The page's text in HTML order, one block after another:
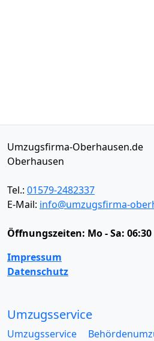
Umzugsfirma-Oberhausen.de
Oberhausen
Tel.: 01579-2482337
E-Mail: info@umzugsfirma-
Öffnungszeiten: Mo - Sa:
Impressum
Datenschutz
Umzugsservice
Umzugsservice